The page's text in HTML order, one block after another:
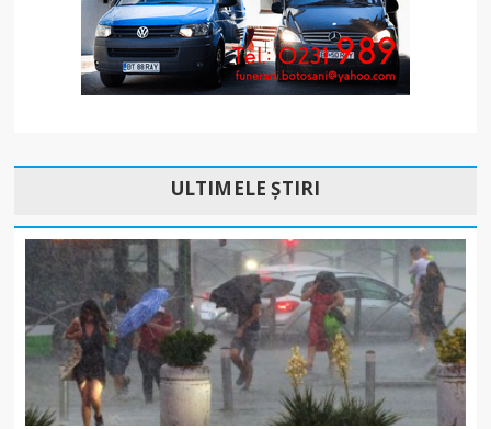
ULTIMELE ȘTIRI